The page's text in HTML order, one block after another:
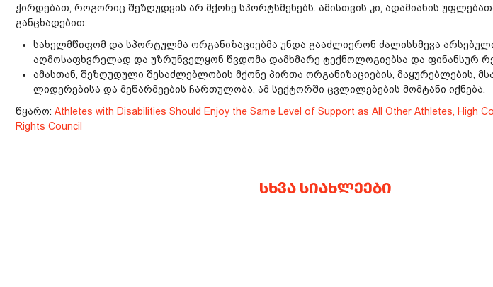
ჭირდებათ, როგორიც შეზღუდვის არ მქონე სპორტსმენებს. ამისთვის კი, ადამიანის
განცხადებით:
სახელმწიფომ და სპორტულმა ორგანიზაციებმა უნდა გააძლიერონ ძალისხმევა
აღმოსაფხვრელად და უზრუნველყონ წვდომა დამხმარე ტექნოლოგიებსა და ფინანსურ
ამასთან, შეზღუდული შესაძლებლობის მქონე პირთა ორგანიზაციების, მაყურებლების,
ლიდერებისა და მეწარმეების ჩართულობა, ამ სექტორში ცვლილებების მომტანი იქნება.
წყარო: Athletes with Disabilities Should Enjoy the Same Level of Support as All Other Athletes, High
Rights Council
ᲡᲮᲕᲐ ᲡᲘᲐᲮᲚᲔᲔᲑᲘ